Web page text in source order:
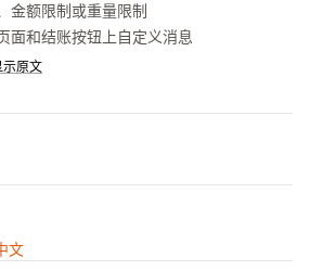
金额限制或重量限制
面和结账按钮上自定义消息
示原文
文